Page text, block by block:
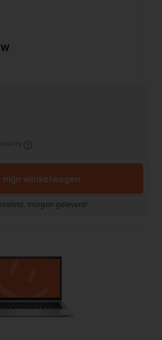
mijn winkelwagen
morgen geleverd!